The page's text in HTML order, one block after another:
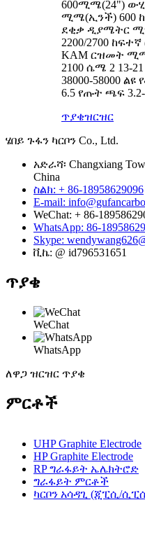
600ሚሜ(24")
ሚሜ(ኢንች) 600
ደቂቃ ዲያሜትር
2200/2700
KAM ርዝመት
2100 ሴሜ 2 13-
38000-58000
6.5 የጡት ጫፍ
ጥያቄዝርዝር
ሄበይ ጉፋን ካርቦን Co., Ltd.
አድራሻ፡ Changxiang
China
ስልክ: + 86-18958629096
E-mail:
WeChat: + 86-
WhatsApp: 86-
Skype:
ቪኬ: @ id796531651
ጥያቄ
WeChat
WhatsApp
ለዋጋ ዝርዝር ጥያቄ
ምርቶች
UHP Graphite Electrode
HP Graphite Electrode
RP ግራፋይት ኤሌክትሮድ
ግራፋይት ምርቶች
ካርቦን አሳዳጊ (ጂፒሲ/